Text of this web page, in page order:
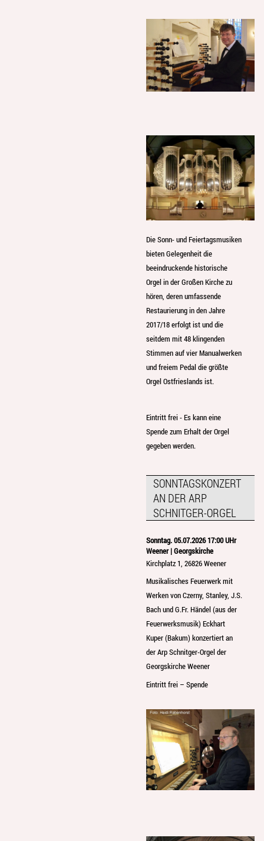
Die Sonn- und Feiertagsmusiken
bieten Gelegenheit die
beeindruckende historische
Orgel in der Großen Kirche zu
hören, deren umfassende
Restaurierung in den Jahre
2017/18 erfolgt ist und die
seitdem mit 48 klingenden
Stimmen auf vier Manualwerken
und freiem Pedal die größte
Orgel Ostfrieslands ist.
Eintritt frei - Es kann eine
Spende zum Erhalt der Orgel
gegeben werden.
SONNTAGSKONZERT
AN DER ARP
SCHNITGER-ORGEL
Sonntag. 05.07.2026 17:00 UHr
Weener | Georgskirche
Kirchplatz 1, 26826 Weener
Musikalisches Feuerwerk mit
Werken von Czerny, Stanley, J.S.
Bach und G.Fr. Händel (aus der
Feuerwerksmusik) Eckhart
Kuper (Bakum) konzertiert an
der Arp Schnitger-Orgel der
Georgskirche Weener
Eintritt frei – Spende